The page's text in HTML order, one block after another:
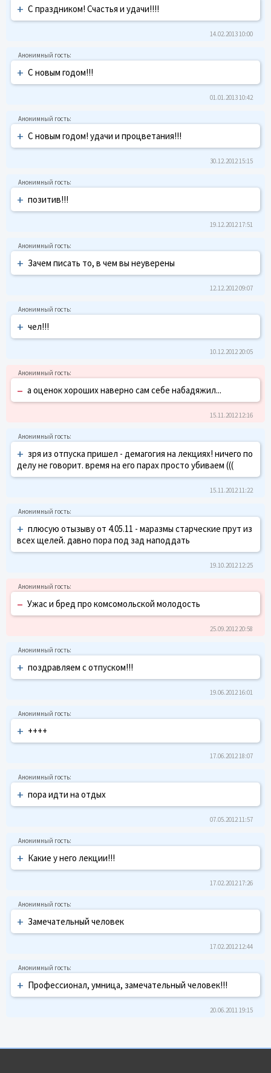
+ С праздником! Счастья и удачи!!!!
14.02.2013 10:00
+ С новым годом!!!
01.01.2013 10:42
+ С новым годом! удачи и процветания!!!
30.12.2012 15:15
+ позитив!!!
19.12.2012 17:51
+ Зачем писать то, в чем вы неуверены
12.12.2012 09:07
+ чел!!!
10.12.2012 20:05
– а оценок хороших наверно сам себе набадяжил...
15.11.2012 12:16
+ зря из отпуска пришел - демагогия на лекциях! ничего по
делу не говорит. время на его парах просто убиваем (((
15.11.2012 11:22
+ плюсую отызыву от 4.05.11 - маразмы старческие прут из
всех щелей. давно пора под зад наподдать
19.10.2012 12:25
– Ужас и бред про комсомольской молодость
25.09.2012 20:58
+ поздравляем с отпуском!!!
19.06.2012 16:01
+ ++++
17.06.2012 18:07
+ пора идти на отдых
07.05.2012 11:57
+ Какие у него лекции!!!
17.02.2012 17:26
+ Замечательный человек
17.02.2012 12:44
+ Профессионал, умница, замечательный человек!!!
20.06.2011 19:15